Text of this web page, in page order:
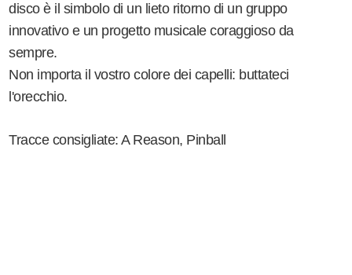
disco è il simbolo di un lieto ritorno di un gruppo
innovativo e un progetto musicale coraggioso da
sempre.
Non importa il vostro colore dei capelli: buttateci
l'orecchio.
Tracce consigliate: A Reason, Pinball